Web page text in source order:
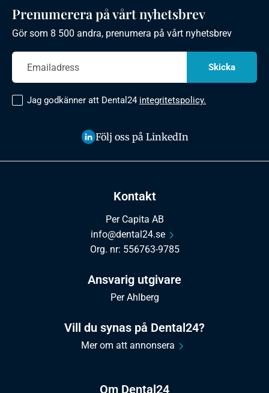
Om Dental24
Kontakt
Per Capita AB
info@dental24.se
Org. nr: 556763-9785
Ansvarig utgivare
Per Ahlberg
Vill du synas på Dental24?
Mer om att annonsera
Prenumerera på vårt nyhetsbrev
Gör som 8 500 andra, prenumera på vårt nyhetsbrev
Jag godkänner att Dental24 integritetspolicy.
Följ oss på LinkedIn